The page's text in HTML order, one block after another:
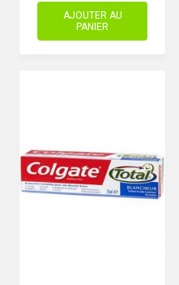
AJOUTER AU
PANIER